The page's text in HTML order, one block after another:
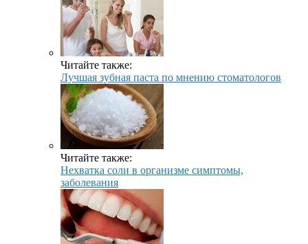
Читайте также:
Лучшая зубная паста по мнению стоматологов
Читайте также:
Нехватка соли в организме симптомы,
заболевания